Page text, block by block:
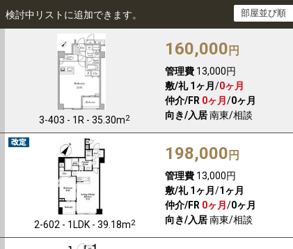
討中リストに追加できます。
3-403 - 1R - 35.30m2
160,000 円
管理費13,000円
敷/礼 1ヶ月 /0ヶ月
仲介/FR 0ヶ月 /0ヶ月
向き/入居南東/相談
2-602 - 1LDK - 39.18m2
198,000 円
管理費13,000円
敷/礼 1ヶ月 /1ヶ月
仲介/FR 0ヶ月 /0ヶ月
向き/入居南東/相談